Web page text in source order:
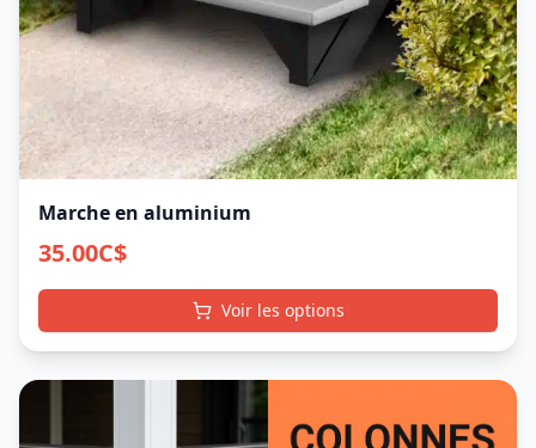
Marche en aluminium
35.00C$
Voir les options